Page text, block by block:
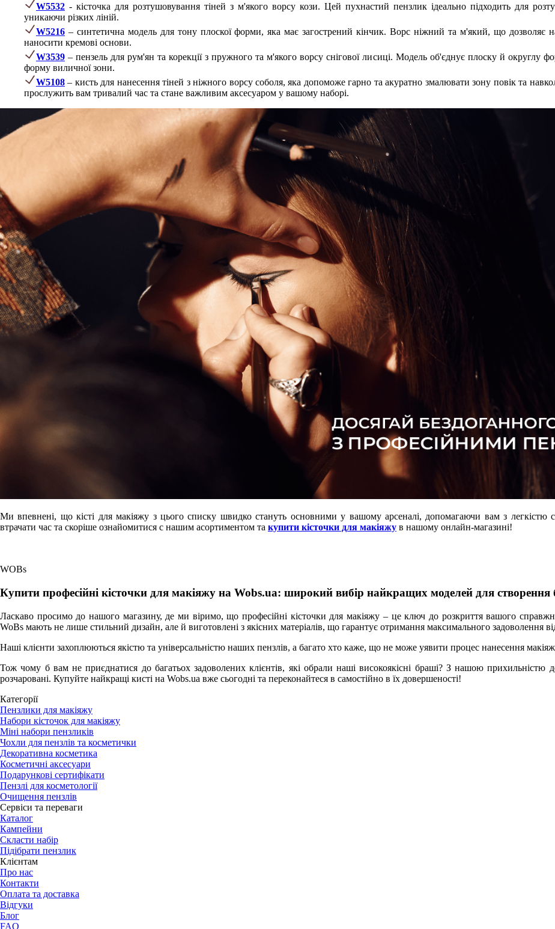
W5532 - кісточка для розтушовування тіней з м'якого ворсу кози. Цей пухнастий пензлик ідеально підходить для
уникаючи різких ліній.
W5216 – синтетична модель для тону плоскої форми, яка має загострений кінчик. Ворс ніжний та м'який, що
наносити кремові основи.
W3539 – пензель для рум'ян та корекції з пружного та м'якого ворсу снігової лисиці. Модель об'єднує плоску й
форму виличної зони.
W5108 – кисть для нанесення тіней з ніжного ворсу соболя, яка допоможе гарно та акуратно змалювати зону повік та
прослужить вам тривалий час та стане важливим аксесуаром у вашому наборі.
Ми впевнені, що кісті для макіяжу з цього списку швидко стануть основними у вашому арсеналі, допомагаючи вам з
втрачати час та скоріше ознайомитися с нашим асортиментом та купити кісточки для макіяжу в нашому онлайн-магазині!
WOBs
Купити професійні кісточки для макіяжу на Wobs.ua: широкий вибір найкращих моделей для створення
Ласкаво просимо до нашого магазину, де ми віримо, що професійні кісточки для макіяжу – це ключ до розкриття вашого
WoBs мають не лише стильний дизайн, але й виготовлені з якісних матеріалів, що гарантує отримання максимального задоволення
Наші клієнти захоплюються якістю та універсальністю наших пензлів, а багато хто каже, що не може уявити процес нанесення
Тож чому б вам не приєднатися до багатьох задоволених клієнтів, які обрали наші високоякісні браші? З нашою
розчаровані. Купуйте найкращі кисті на Wobs.ua вже сьогодні та переконайтеся в самостійно в їх довершеності!
Категорії
Пензлики для макіяжу
Набори кісточок для макіяжу
Міні набори пензликів
Чохли для пензлів та косметички
Декоративна косметика
Косметичні аксесуари
Подарункові сертифікати
Пензлі для косметології
Очищення пензлів
Сервіси та переваги
Каталог
Кампейни
Скласти набір
Підібрати пензлик
Клієнтам
Про нас
Контакти
Оплата та доставка
Відгуки
Блог
FAQ